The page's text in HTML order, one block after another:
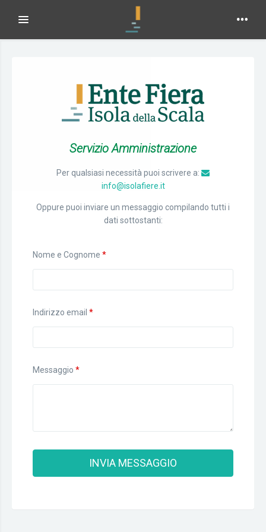
Toggle navigation
Servizio Amministrazione
Per qualsiasi necessità puoi scrivere a:
info@isolafiere.it
Oppure puoi inviare un messaggio compilando tutti i
dati sottostanti:
Nome e Cognome *
Indirizzo email *
Messaggio *
INVIA MESSAGGIO